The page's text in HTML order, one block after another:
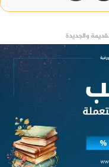
من الأهالي وسط
خالص تهانيه
وسط فرحة الأهالي
وأبناء المحافظة
أن يحفظ مصر.
والجديدة